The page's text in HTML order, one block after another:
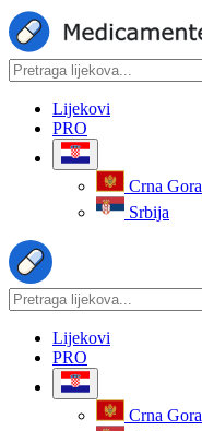
Lijekovi
PRO
Crna Gora
Srbija
Lijekovi
PRO
Crna Gora